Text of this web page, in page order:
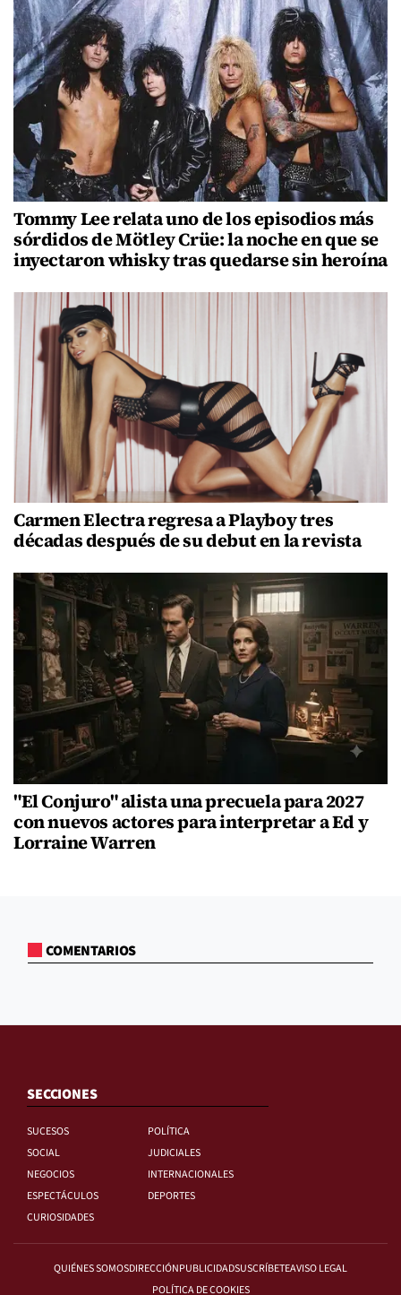
Tommy Lee relata uno de los episodios más
sórdidos de Mötley Crüe: la noche en que se
inyectaron whisky tras quedarse sin heroína
Carmen Electra regresa a Playboy tres
décadas después de su debut en la revista
"El Conjuro" alista una precuela para 2027
con nuevos actores para interpretar a Ed y
Lorraine Warren
COMENTARIOS
SECCIONES
SUCESOS
POLÍTICA
SOCIAL
JUDICIALES
NEGOCIOS
INTERNACIONALES
ESPECTÁCULOS
DEPORTES
CURIOSIDADES
QUIÉNES SOMOSDIRECCIÓNPUBLICIDADSUSCRÍBETEAVISO LEGAL
POLÍTICA DE COOKIES